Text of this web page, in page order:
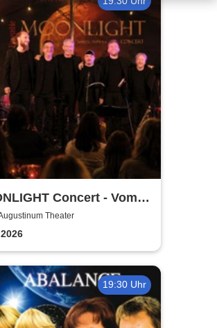
Concert - Vom
des Lebens -
Songs, Lyrics &
Theater
19:30 Uhr